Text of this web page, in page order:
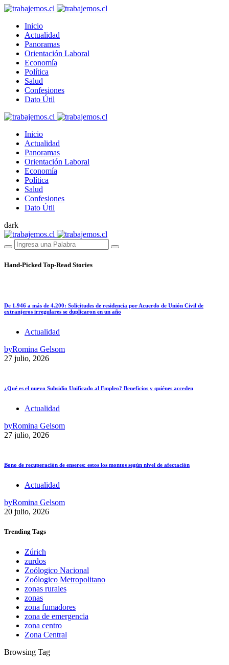
Inicio
Actualidad
Panoramas
Orientación Laboral
Economía
Política
Salud
Confesiones
Dato Útil
Inicio
Actualidad
Panoramas
Orientación Laboral
Economía
Política
Salud
Confesiones
Dato Útil
dark
Hand-Picked Top-Read Stories
De 1.946 a más de 4.200: Solicitudes de residencia por Acuerdo de Unión Civil de
extranjeros irregulares se duplicaron en un año
Actualidad
byRomina Gelsom
27 julio, 2026
¿Qué es el nuevo Subsidio Unificado al Empleo? Beneficios y quiénes acceden
Actualidad
byRomina Gelsom
27 julio, 2026
Bono de recuperación de enseres: estos los montos según nivel de afectación
Actualidad
byRomina Gelsom
20 julio, 2026
Trending Tags
Zúrich
zurdos
Zoólogico Nacional
Zoólogico Metropolitano
zonas rurales
zonas
zona fumadores
zona de emergencia
zona centro
Zona Central
Browsing Tag